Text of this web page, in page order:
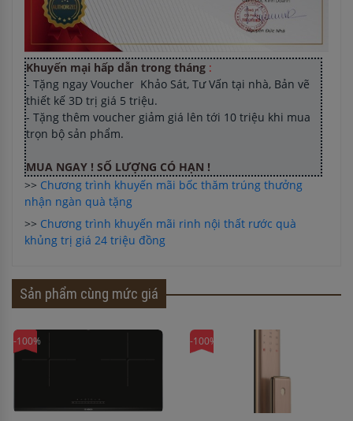
Khuyến mại hấp dẫn trong tháng :
- Tặng ngay Voucher Khảo Sát, Tư Vấn tại nhà, Bản vẽ
thiết kế 3D trị giá 5 triệu.
- Tặng thêm voucher giảm giá lên tới 10 triệu khi mua
trọn bộ sản phẩm.
MUA NGAY ! SỐ LƯỢNG CÓ HẠN !
>> Chương trình khuyến mãi bốc thăm trúng thưởng
nhận ngàn quà tặng
>> Chương trình khuyến mãi rinh nội thất rước quà
khủng trị giá 24 triệu đồng
Sản phẩm cùng mức giá
-100% -100%